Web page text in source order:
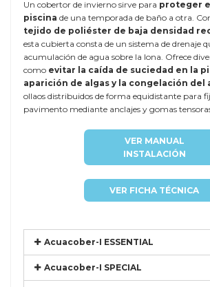
Un cobertor de invierno sirve para proteger
piscina de una temporada de baño a otra.
tejido de poliéster de baja densidad
esta cubierta consta de un sistema de drenaje
acumulación de agua sobre la lona. Ofrece
como evitar la caída de suciedad en la
aparición de algas y la congelación del
ollaos distribuidos de forma equidistante para
pavimento mediante anclajes y gomas
VER MANUAL
INSTALACIÓN
VER FICHA TÉCNICA
Acuacober-I ESSENTIAL
Acuacober-I SPECIAL